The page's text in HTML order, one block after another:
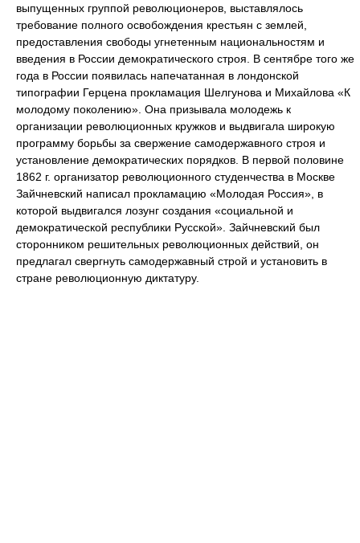
выпущенных группой революционеров, выставлялось
требование полного освобождения крестьян с землей,
предоставления свободы угнетенным национальностям и
введения в России демократического строя. В сентябре того же
года в России появилась напечатанная в лондонской
типографии Герцена прокламация Шелгунова и Михайлова «К
молодому поколению». Она призывала молодежь к
организации революционных кружков и выдвигала широкую
программу борьбы за свержение самодержавного строя и
установление демократических порядков. В первой половине
1862 г. организатор революционного студенчества в Москве
Зайчневский написал прокламацию «Молодая Россия», в
которой выдвигался лозунг создания «социальной и
демократической республики Русской». Зайчневский был
сторонником решительных революционных действий, он
предлагал свергнуть самодержавный строй и установить в
стране революционную диктатуру.